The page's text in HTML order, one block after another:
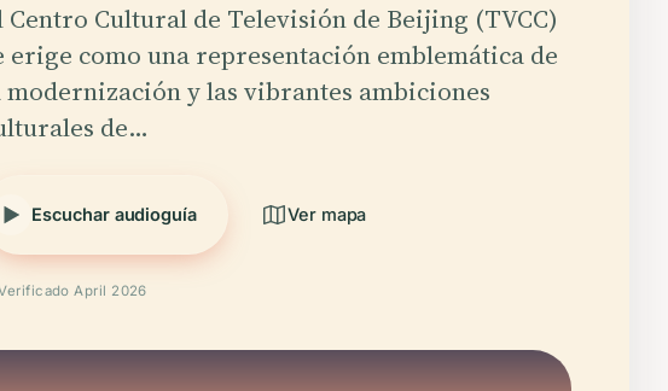
Centro Cultural de Televisión de Beijing (TVCC)
erige como una representación emblemática de
modernización y las vibrantes ambiciones
de…
Escuchar audioguía Ver mapa
April 2026